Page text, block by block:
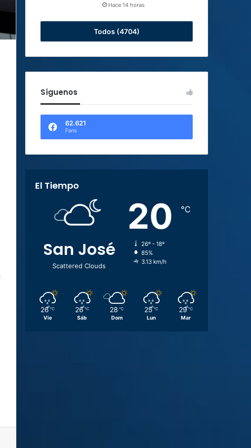
Hace 14 horas
Todos (4704)
Síguenos
62.621
Fans
El Tiempo
San José
Scattered Clouds
20 ℃
26º - 18º
85%
3.13 km/h
26 ℃
Vie
26 ℃
Sáb
28 ℃
Dom
25 ℃
Lun
29 ℃
Mar